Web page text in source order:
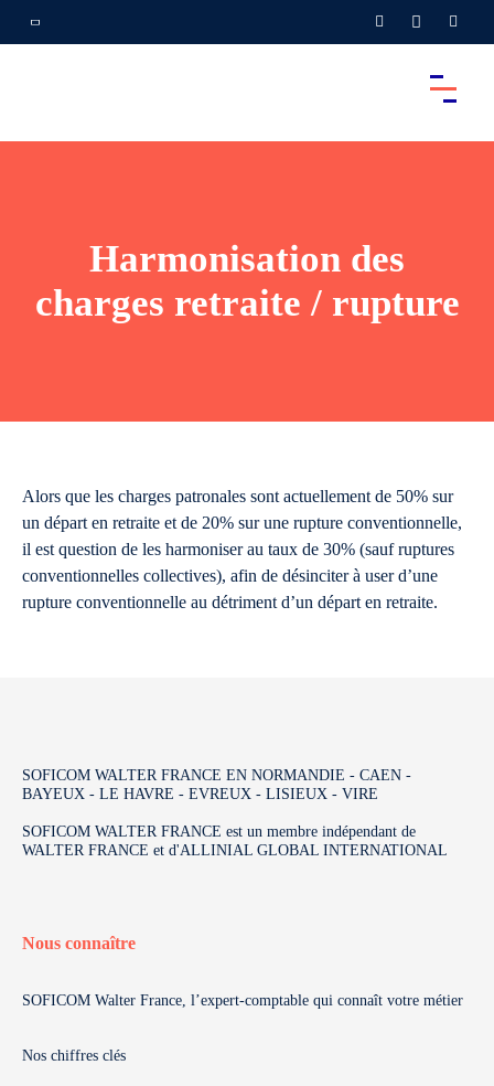
Harmonisation des
charges retraite / rupture
Alors que les charges patronales sont actuellement de 50% sur
un départ en retraite et de 20% sur une rupture conventionnelle,
il est question de les harmoniser au taux de 30% (sauf ruptures
conventionnelles collectives), afin de désinciter à user d’une
rupture conventionnelle au détriment d’un départ en retraite.
SOFICOM WALTER FRANCE EN NORMANDIE - CAEN -
BAYEUX - LE HAVRE - EVREUX - LISIEUX - VIRE
SOFICOM WALTER FRANCE est un membre indépendant de
WALTER FRANCE et d'ALLINIAL GLOBAL INTERNATIONAL
Nous connaître
SOFICOM Walter France, l’expert-comptable qui connaît votre métier
Nos chiffres clés